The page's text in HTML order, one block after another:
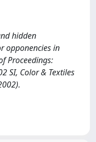
hidden
opponencies in
Proceedings:
SI, Color & Textiles